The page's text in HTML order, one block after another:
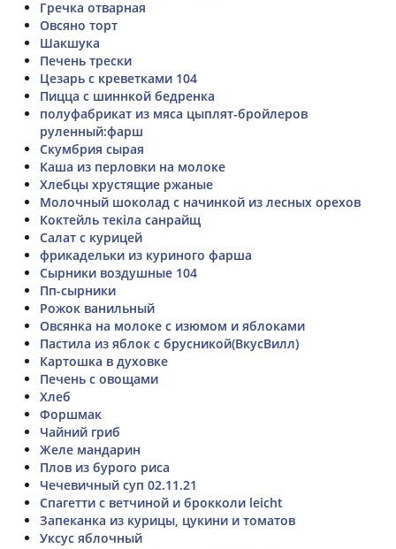
Гречка отварная
Овсяно торт
Шакшука
Печень трески
Цезарь с креветками 104
Пицца с шиннкой бедренка
полуфабрикат из мяса цыплят-бройлеров
руленный:фарш
Скумбрия сырая
Каша из перловки на молоке
Хлебцы хрустящие ржаные
Молочный шоколад с начинкой из лесных орехов
Коктейль текіла санрайщ
Салат с курицей
фрикадельки из куриного фарша
Сырники воздушные 104
Пп-сырники
Рожок ванильный
Овсянка на молоке с изюмом и яблоками
Пастила из яблок с брусникой(ВкусВилл)
Картошка в духовке
Печень с овощами
Хлеб
Форшмак
Чайний гриб
Желе мандарин
Плов из бурого риса
Чечевичный суп 02.11.21
Спагетти с ветчиной и брокколи leicht
Запеканка из курицы, цукини и томатов
Уксус яблочный